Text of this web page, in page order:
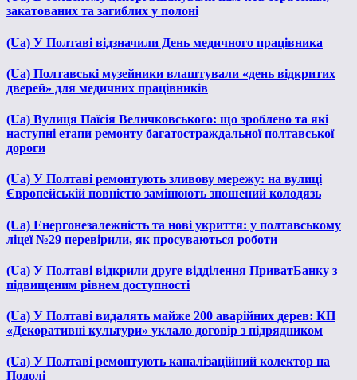
закатованих та загиблих у полоні
(Ua) У Полтаві відзначили День медичного працівника
(Ua) Полтавські музейники влаштували «день відкритих
дверей» для медичних працівників
(Ua) Вулиця Паїсія Величковського: що зроблено та які
наступні етапи ремонту багатостраждальної полтавської
дороги
(Ua) У Полтаві ремонтують зливову мережу: на вулиці
Європейській повністю замінюють зношений колодязь
(Ua) Енергонезалежність та нові укриття: у полтавському
ліцеї №29 перевірили, як просуваються роботи
(Ua) У Полтаві відкрили друге відділення ПриватБанку з
підвищеним рівнем доступності
(Ua) У Полтаві видалять майже 200 аварійних дерев: КП
«Декоративні культури» уклало договір з підрядником
(Ua) У Полтаві ремонтують каналізаційний колектор на
Подолі